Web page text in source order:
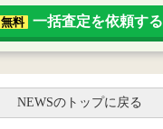
無料 一括査定を依頼する
NEWSのトップに戻る